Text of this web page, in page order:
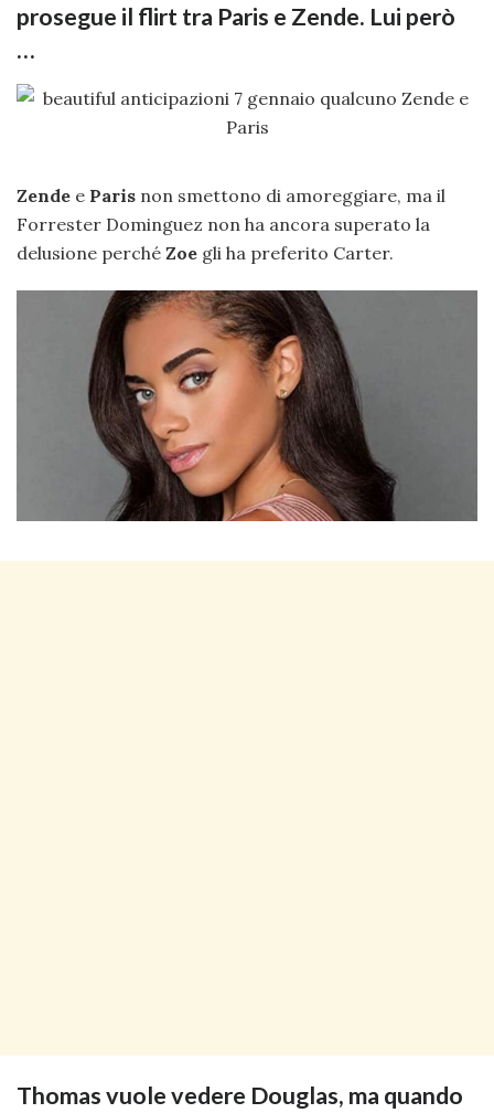
prosegue il flirt tra Paris e Zende. Lui però
…
Zende e Paris non smettono di amoreggiare, ma il
Forrester Dominguez non ha ancora superato la
delusione perché Zoe gli ha preferito Carter.
Thomas vuole vedere Douglas, ma quando